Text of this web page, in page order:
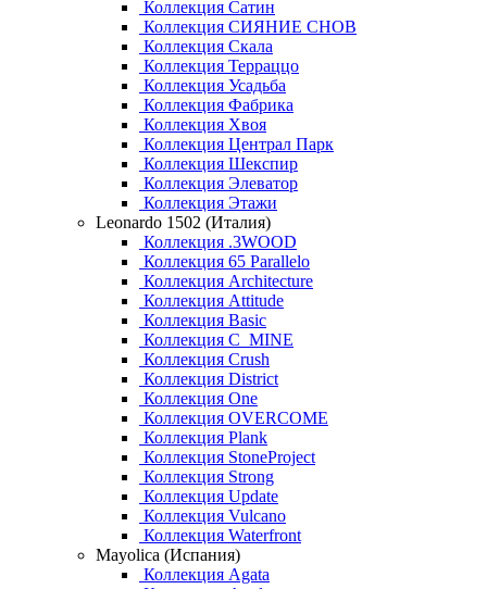
Коллекция Сатин
Коллекция СИЯНИЕ СНОВ
Коллекция Скала
Коллекция Терраццо
Коллекция Усадьба
Коллекция Фабрика
Коллекция Хвоя
Коллекция Централ Парк
Коллекция Шекспир
Коллекция Элеватор
Коллекция Этажи
Leonardo 1502 (Италия)
Коллекция .3WOOD
Коллекция 65 Parallelo
Коллекция Architecture
Коллекция Attitude
Коллекция Basic
Коллекция C_MINE
Коллекция Crush
Коллекция District
Коллекция One
Коллекция OVERCOME
Коллекция Plank
Коллекция StoneProject
Коллекция Strong
Коллекция Update
Коллекция Vulcano
Коллекция Waterfront
Mayolica (Испания)
Коллекция Agata